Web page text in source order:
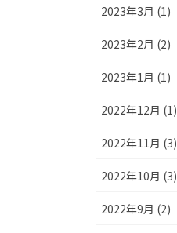
2023年3月 (1)
2023年2月 (2)
2023年1月 (1)
2022年12月 (1)
2022年11月 (3)
2022年10月 (3)
2022年9月 (2)